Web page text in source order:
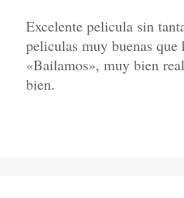
Excelente pelicula sin
peliculas muy buenas
«Bailamos», muy bien
bien.